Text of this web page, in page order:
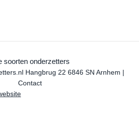
soorten onderzetters
Hangbrug 22 6846 SN Arnhem |
Contact